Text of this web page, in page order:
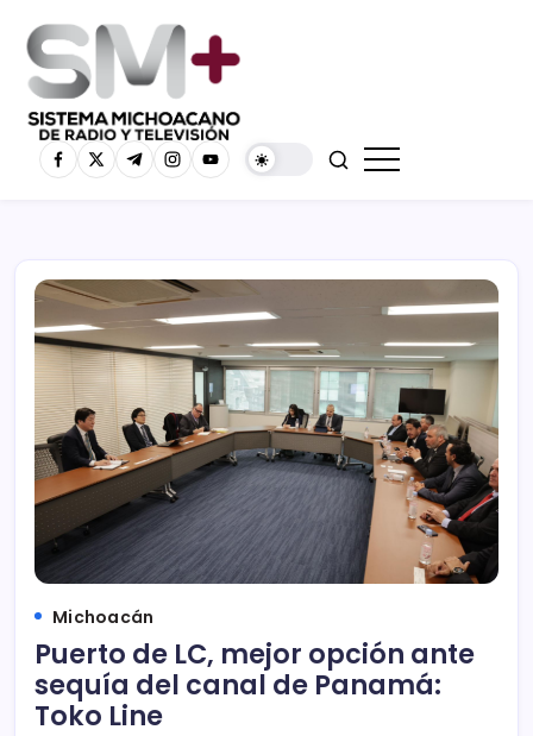
Michoacán
Puerto de LC, mejor opción ante
sequía del canal de Panamá:
Toko Line